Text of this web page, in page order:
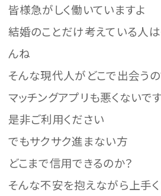
皆様急がしく働いていますよ
結婚のことだけ考えている人
んね
そんな現代人がどこで出会うの
マッチングアプリも悪くないで
是非ご利用ください
でもサクサク進まない方
どこまで信用できるのか？
そんな不安を抱えながら上手